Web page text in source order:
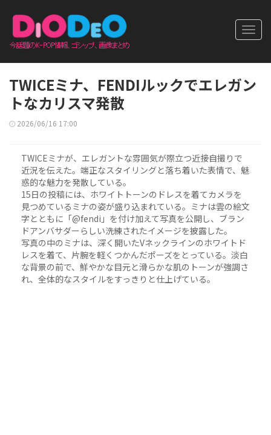
TWICEミナ、FENDIルックでエレガン
トなカリスマ発散
2026/06/16 17:00
TWICEミナが、エレガントな雰囲気が際立つ近接自撮りで
近況を伝えた。端正なスタイリングと落ち着いた表情で、魅
惑的な魅力を発散している。
15日の投稿には、ホワイトトーンのドレスを着てカメラを
見つめているミナの姿が盛り込まれている。ミナは雲の絵文
字とともに「@fendi」を付け加えて写真を公開し、ブラン
ドアンバサダーらしい洗練されたイメージを披露した。
写真の中のミナは、深く開いたVネックラインのホワイトド
レスを着て、片腕を軽くつかんだポーズをとっている。淡白
な背景の前で、鮮やかな目元と滑らかな肌のトーンが強調さ
れ、全体的なスタイルをすっきりと仕上げている。